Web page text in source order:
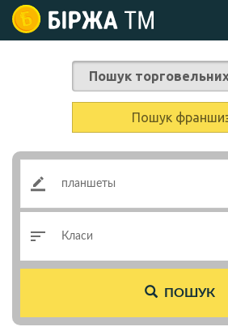
Перейти
Пошук
Пошук
слово
ПОШУК